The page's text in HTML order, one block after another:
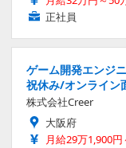
正社員
ゲーム開発エンジ
祝休み/オンライン
株式会社Creer
大阪府
月給29万1,900